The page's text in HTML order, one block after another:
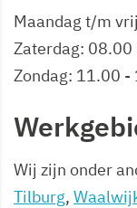
Maandag t/m
Zaterdag:
Zondag: 11.00 -
Wij zijn onder
Tilburg,